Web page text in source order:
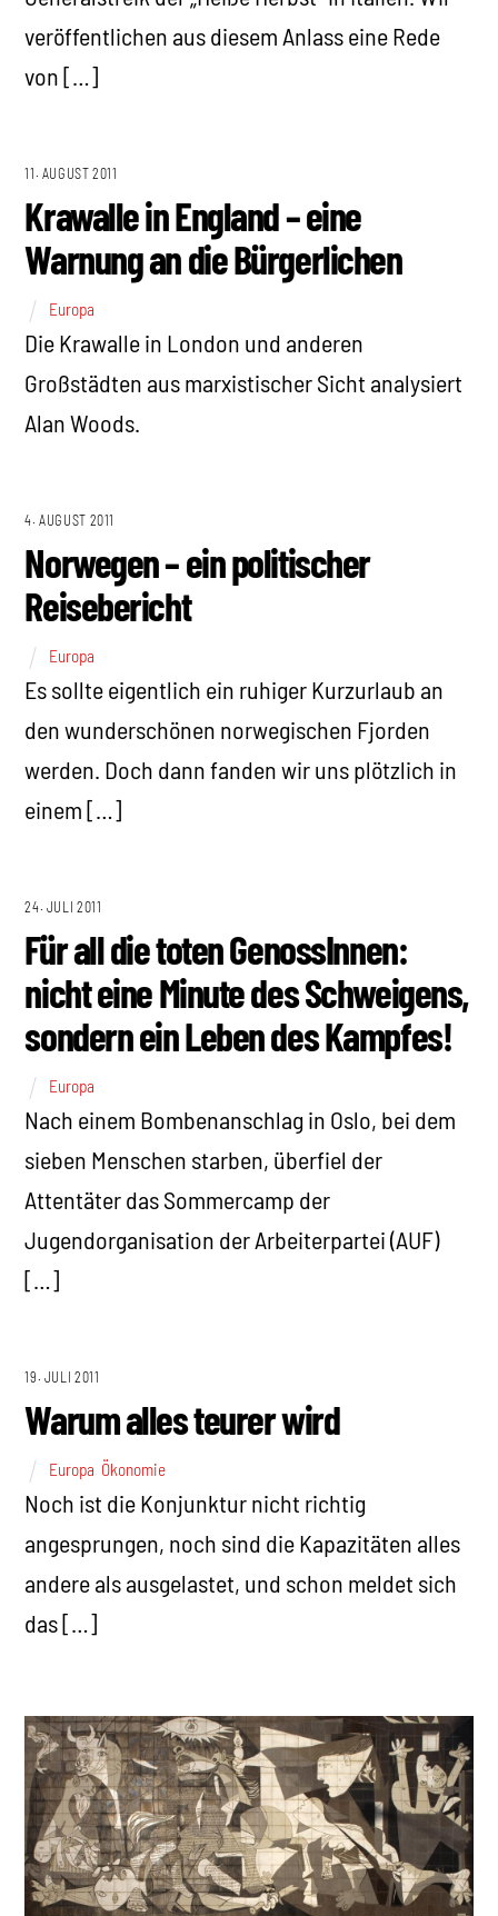
veröffentlichen aus diesem Anlass eine Rede
von […]
11. AUGUST 2011
Krawalle in England – eine
Warnung an die Bürgerlichen
Europa
Die Krawalle in London und anderen
Großstädten aus marxistischer Sicht analysiert
Alan Woods.
4. AUGUST 2011
Norwegen – ein politischer
Reisebericht
Europa
Es sollte eigentlich ein ruhiger Kurzurlaub an
den wunderschönen norwegischen Fjorden
werden. Doch dann fanden wir uns plötzlich in
einem […]
24. JULI 2011
Für all die toten GenossInnen:
nicht eine Minute des Schweigens,
sondern ein Leben des Kampfes!
Europa
Nach einem Bombenanschlag in Oslo, bei dem
sieben Menschen starben, überfiel der
Attentäter das Sommercamp der
Jugendorganisation der Arbeiterpartei (AUF)
[…]
19. JULI 2011
Warum alles teurer wird
Europa Ökonomie
Noch ist die Konjunktur nicht richtig
angesprungen, noch sind die Kapazitäten alles
andere als ausgelastet, und schon meldet sich
das […]